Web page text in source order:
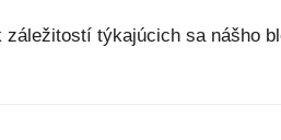
týkajúcich sa nášho